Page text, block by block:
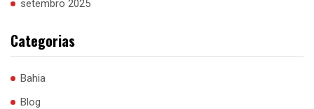
setembro 2025
Categorias
Bahia
Blog